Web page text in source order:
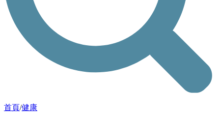
首頁/健康